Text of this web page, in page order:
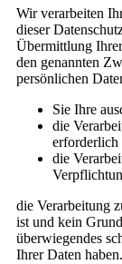
Wir verarbeiten
dieser
Übermittlung
den genannten
persönlichen
Sie Ihre
die
erforderlich
die
die Verarbeitung
ist und kein
überwiegendes
Ihrer Daten haben.